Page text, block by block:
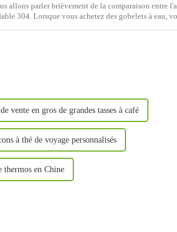
allons parler brièvement de la comparaison entre
304. Lorsque vous achetez des gobelets à eau,
vente en gros de grandes tasses à café
à thé de voyage personnalisés
thermos en Chine